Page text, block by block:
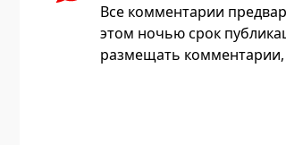
Все комментарии
этом ночью срок
размещать